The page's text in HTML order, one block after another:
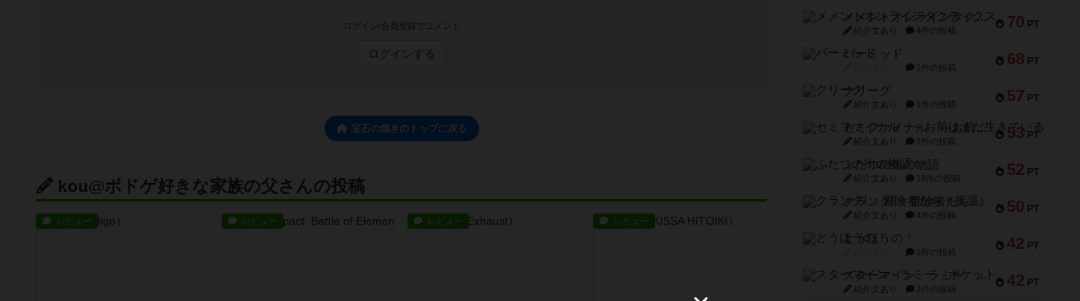
ログイン/会員登録でコメント
ログインする
宝石の煌きのトップに戻る
kou@ボドゲ好きな家族の父さんの投稿
レビュー レビュー レビュー レビュー
70 PT
メメントオンラインタクティクス
紹介文あり 4件の投稿
68 PT
パーミッド
1件の投稿
57 PT
クリーグ
紹介文あり 1件の投稿
53 PT
セミファイナル ～お前はまだ生きている～
紹介文あり 1件の投稿
52 PT
ふたつの街の物語
紹介文あり 18件の投稿
50 PT
クランク! ：冒険者たち（拡張）
紹介文あり 4件の投稿
42 PT
とうほうの！
1件の投稿
42 PT
スターマイン・ラミー ポケット
紹介文あり 2件の投稿